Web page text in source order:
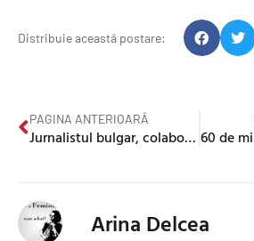
Distribuie această postare:
PAGINA ANTERIOARĂ
Jurnalistul bulgar, colaborator al unui film care participă la BAFTA, are interzis accesul în UK
Arina Delcea